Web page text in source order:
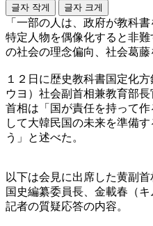
글자 작게 글자 크게
「一部の人は、政府が教科
特定人物を偶像化すると非
の社会の理念偏向、社会葛藤
１２日に歴史教科書国定化
ウヨ）社会副首相兼教育部
首相は「国が責任を持って
して大韓民国の未来を準備
う」と述べた。
以下は会見に出席した黄副
国史編纂委員長、金載春（
記者の質疑応答の内容。